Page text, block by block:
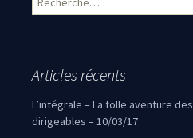
Articles récents
L’intégrale – La folle aventure des
dirigeables – 10/03/17